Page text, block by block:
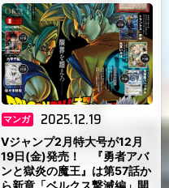
マンガ 2025.12.19
Vジャンプ2月特大号が12月
19日(金)発売！ 『勇者アバ
ンと獄炎の魔王』は第57話か
ら新章「ベルクス撃滅編」開